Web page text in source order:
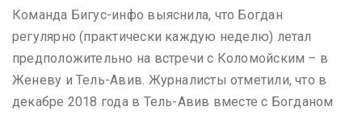
Команда Бигус-инфо выяснила, что Богдан
регулярно (практически каждую неделю) летал
предположительно на встречи с Коломойским – в
Женеву и Тель-Авив. Журналисты отметили, что в
декабре 2018 года в Тель-Авив вместе с Богданом